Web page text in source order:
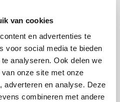
van cookies
en advertenties te
voor social media te bieden
analyseren. Ook delen we
onze site met onze
adverteren en analyse. Deze
combineren met andere
Gentenaar
/ Partner